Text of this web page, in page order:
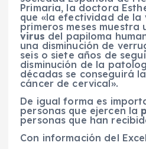
Primaria, la doctora
que «la efectividad de la
primeros meses muestra
virus del papiloma
una disminución de
seis o siete años de
disminución de la
décadas se conseguirá
cáncer de cervical».
De igual forma es
personas que ejercen la
personas que han
Con información del